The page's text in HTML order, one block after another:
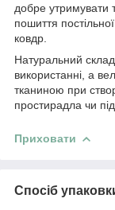
добре утримувати
пошиття
ковдр.
Натуральний
використанні, а
тканиною при
простирадла чи
Приховати
Спосіб